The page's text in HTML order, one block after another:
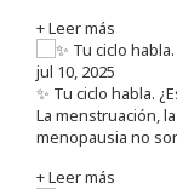
+ Leer más
jul 10, 2025
✨ Tu ciclo habla.
La menstruación,
menopausia no
+ Leer más